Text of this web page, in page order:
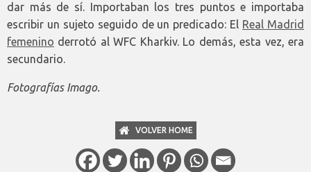
dar más de sí. Importaban los tres puntos e importaba
escribir un sujeto seguido de un predicado: El Real Madrid
femenino derrotó al WFC Kharkiv. Lo demás, esta vez, era
secundario.
Fotografías Imago.
VOLVER HOME